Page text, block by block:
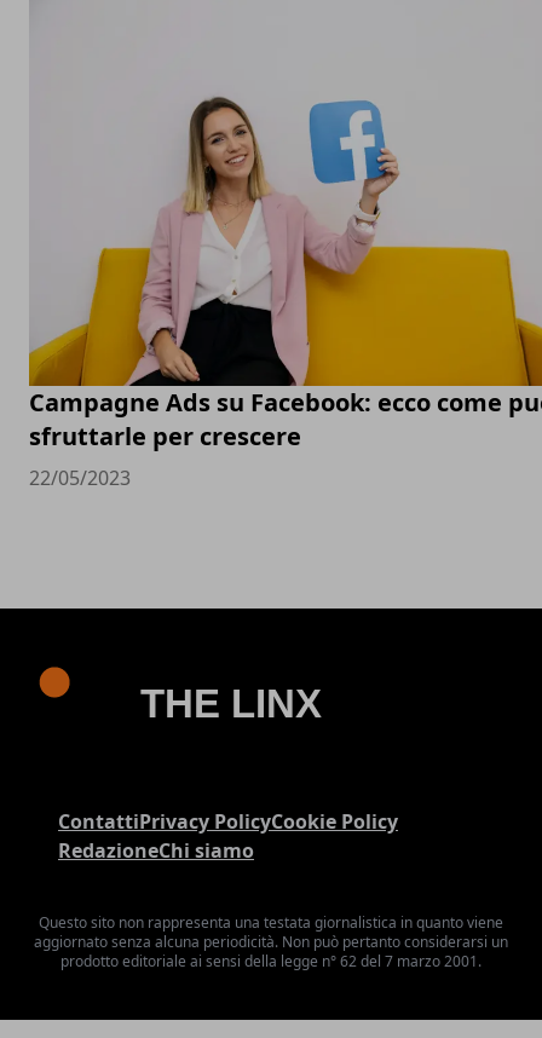
Campagne Ads su Facebook: ecco come
sfruttarle per crescere
22/05/2023
ContattiPrivacy PolicyCookie Policy
RedazioneChi siamo
Questo sito non rappresenta una testata giornalistica in quanto viene
aggiornato senza alcuna periodicità. Non può pertanto considerarsi un
prodotto editoriale ai sensi della legge n° 62 del 7 marzo 2001.